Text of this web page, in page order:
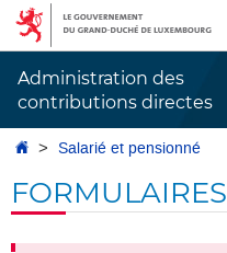
Aller
navigation
Aller
au
Administration des
contributions directes
AccueilSalarié et pensionné
FORMULAIRES